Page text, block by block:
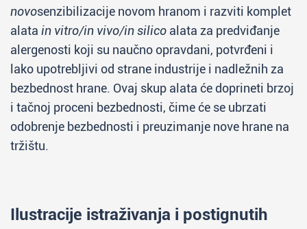
novosenzibilizacije novom hranom i razviti komplet
alata in vitro/in vivo/in silico alata za predviđanje
alergenosti koji su naučno opravdani, potvrđeni i
lako upotrebljivi od strane industrije i nadležnih za
bezbednost hrane. Ovaj skup alata će doprineti brzoj
i tačnoj proceni bezbednosti, čime će se ubrzati
odobrenje bezbednosti i preuzimanje nove hrane na
tržištu.
Ilustracije istraživanja i postignutih